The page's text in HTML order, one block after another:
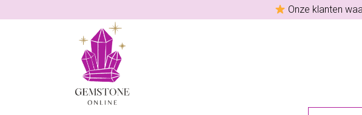
Onze klanten